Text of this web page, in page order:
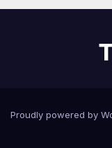
Proudly powered by